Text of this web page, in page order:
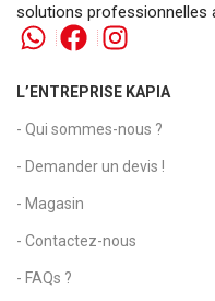
solutions professionnelles
L’ENTREPRISE KAPIA
- Qui sommes-nous ?
- Demander un devis !
- Magasin
- Contactez-nous
- FAQs ?